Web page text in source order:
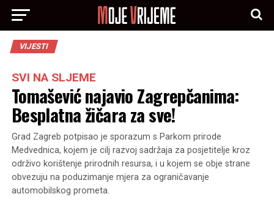
VIJESTI
SVI NA SLJEME
Tomašević najavio Zagrepčanima:
Besplatna žičara za sve!
Grad Zagreb potpisao je sporazum s Parkom prirode
Medvednica, kojem je cilj razvoj sadržaja za posjetitelje kroz
održivo korištenje prirodnih resursa, i u kojem se obje strane
obvezuju na poduzimanje mjera za ograničavanje
automobilskog prometa.